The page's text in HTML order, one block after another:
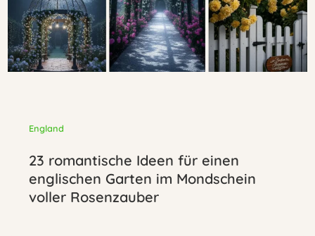
England
23 romantische Ideen für einen
englischen Garten im Mondschein
voller Rosenzauber